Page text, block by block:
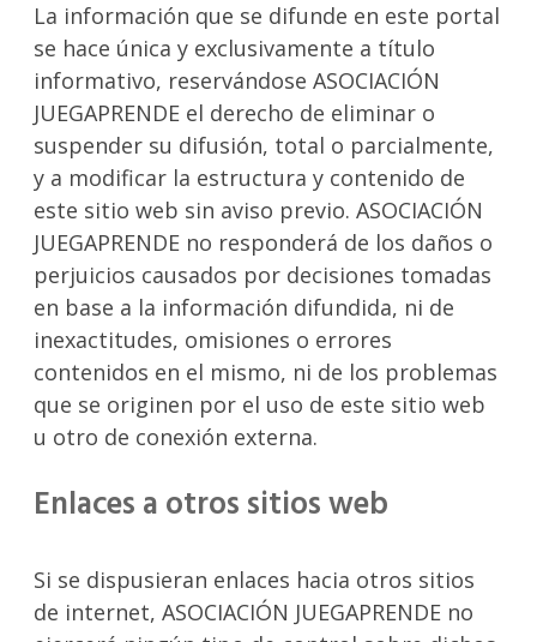
La información que se difunde en este portal
se hace única y exclusivamente a título
informativo, reservándose ASOCIACIÓN
JUEGAPRENDE el derecho de eliminar o
suspender su difusión, total o parcialmente,
y a modificar la estructura y contenido de
este sitio web sin aviso previo. ASOCIACIÓN
JUEGAPRENDE no responderá de los daños o
perjuicios causados por decisiones tomadas
en base a la información difundida, ni de
inexactitudes, omisiones o errores
contenidos en el mismo, ni de los problemas
que se originen por el uso de este sitio web
u otro de conexión externa.
Enlaces a otros sitios web
Si se dispusieran enlaces hacia otros sitios
de internet, ASOCIACIÓN JUEGAPRENDE no